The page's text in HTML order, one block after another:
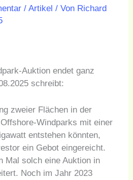
/Artikel / Von Richard
Auktion endet ganz
schreibt:
zweier Flächen in der
Windparks mit einer
entstehen könnten,
ein Gebot eingereicht.
Mal solch eine Auktion in
Noch im Jahr 2023